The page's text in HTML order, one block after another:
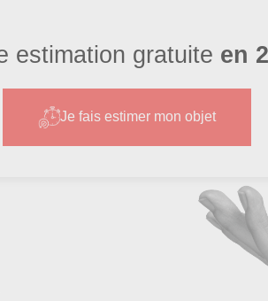
estimation gratuite en
Je fais estimer mon objet